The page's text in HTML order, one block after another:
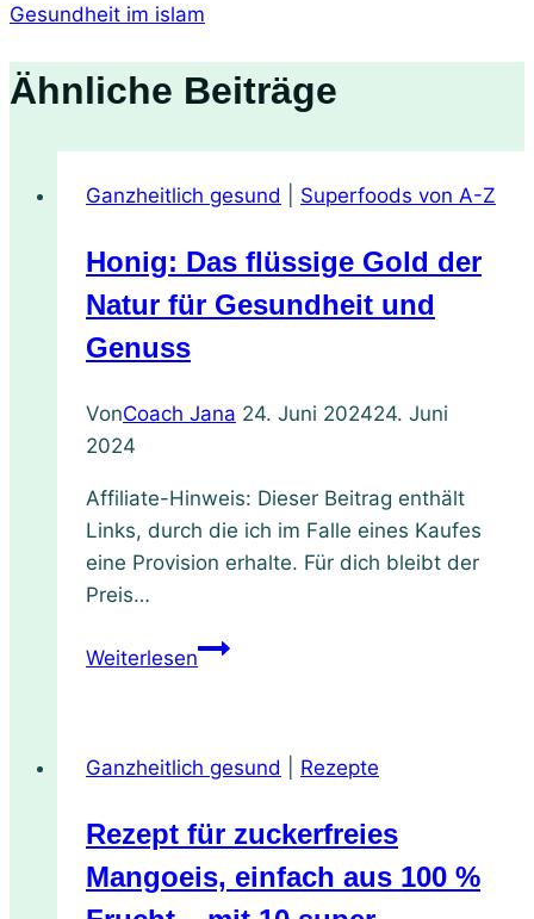
Gesundheit im islam
Ähnliche Beiträge
Ganzheitlich gesund Superfoods von A-Z
Honig: Das flüssige Gold der
Natur für Gesundheit und
Genuss
VonCoach Jana 24. Juni 202424. Juni
2024
Affiliate-Hinweis: Dieser Beitrag enthält
Links, durch die ich im Falle eines Kaufes
eine Provision erhalte. Für dich bleibt der
Preis…
WeiterlesenHonig:
der
für
Gesundheit
Ganzheitlich gesund Rezepte
Rezept für zuckerfreies
Mangoeis, einfach aus 100 %